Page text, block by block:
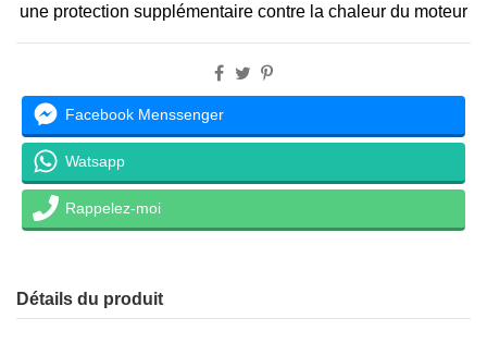
une protection supplémentaire contre la chaleur du moteur
Facebook Menssenger
Watsapp
Rappelez-moi
Détails du produit